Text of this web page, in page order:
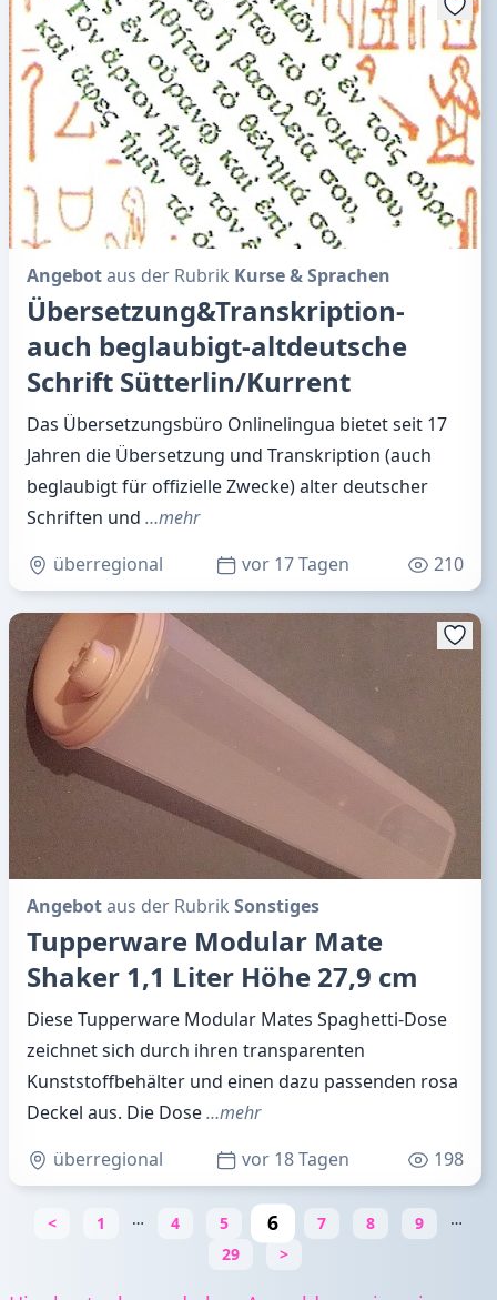
Angebotaus der Rubrik Kurse & Sprachen
Übersetzung&Transkription-
auch beglaubigt-altdeutsche
Schrift Sütterlin/Kurrent
Das Übersetzungsbüro Onlinelingua bietet seit 17
Jahren die Übersetzung und Transkription (auch
beglaubigt für offizielle Zwecke) alter deutscher
Schriften und …mehr
überregional
vor 17 Tagen 210
Angebotaus der Rubrik Sonstiges
Tupperware Modular Mate
Shaker 1,1 Liter Höhe 27,9 cm
Diese Tupperware Modular Mates Spaghetti-Dose
zeichnet sich durch ihren transparenten
Kunststoffbehälter und einen dazu passenden rosa
Deckel aus. Die Dose…mehr
überregional
vor 18 Tagen 198
< 1 … 4 5 6 7 8 9
…
29
>